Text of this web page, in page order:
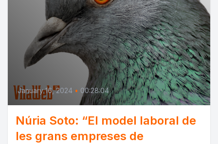
January 16, 2024 • 00:28:04
Núria Soto: “El model laboral de
les grans empreses de